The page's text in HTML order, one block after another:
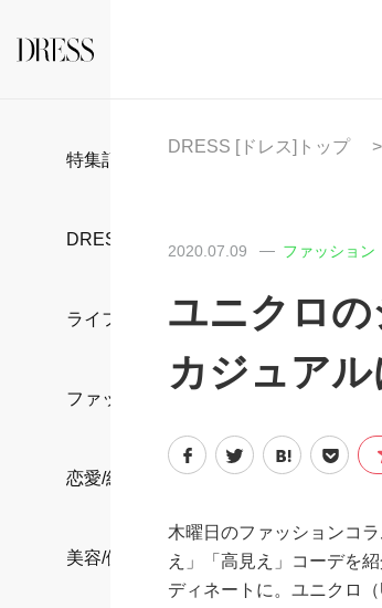
特集記事
DRESS部活
ライフスタイル
ファッション
恋愛/結婚/離婚
美容/健康
DRESS [ドレス]トップ
2020.07.09 ファッション
ユニクロ
カジュア
木曜日のファッションコ
え」「高見え」コーデを
ディネートに。ユニクロ